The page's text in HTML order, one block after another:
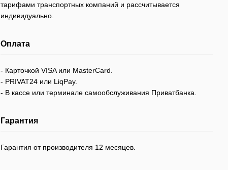
тарифами транспортных компаний и рассчитывается
индивидуально.
Оплата
- Карточкой VISA или MasterCard.
- PRIVAT24 или LiqPay.
- В кассе или терминале самообслуживания Приватбанка.
Гарантия
Гарантия от производителя 12 месяцев.